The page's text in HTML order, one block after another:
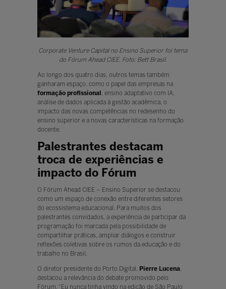
Corporate Venture Capital no Ensino Superior foi tema
do Fórum Ahead CIEE. Foto: Bett Brasil.
Ao longo dos quatro dias, outros temas também
ganharam espaço, como o papel das empresas na
formação profissional, ensino adaptativo com IA,
análise de dados aplicada à gestão acadêmica, o
impacto das novas competências no redesenho do
ensino superior e a novas características na formação
docente.
Palestrantes destacam
troca de experiências e
impacto do Fórum
O Fórum Ahead CIEE – Ensino Superior se destacou
como um espaço de conexão entre diferentes setores
do ecossistema educacional. Para muitos dos
palestrantes convidados, a experiência de participar da
programação foi marcada pela possibilidade de
compartilhar práticas, ampliar diálogos e construir
reflexões coletivas sobre os rumos da educação e do
trabalho no Brasil.
O diretor presidente do Porto Digital, Pierre Lucena,
destacou a relevância do debate promovido pelo
Fórum. “Eu nunca tinha vindo na edição de São Paulo